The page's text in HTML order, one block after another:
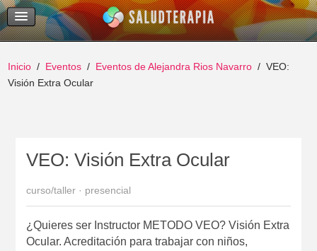
Temas Recientes
Buscar
Inicio Eventos Eventos de Alejandra Rios Navarro
VEO:
Visión Extra Ocular
VEO: Visión Extra Ocular
curso/taller · presencial
¿Quieres ser Instructor METODO VEO? Visión Extra
Ocular. Acreditación para trabajar con niños,